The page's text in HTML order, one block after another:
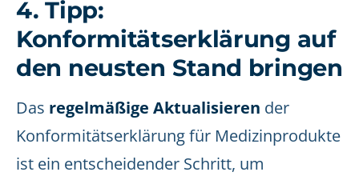
4. Tipp:
Konformitätserklärung auf
den neusten Stand bringen
Das regelmäßige Aktualisieren der
Konformitätserklärung für Medizinprodukte
ist ein entscheidender Schritt, um